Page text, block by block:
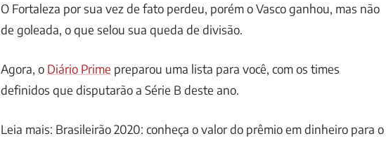
O Fortaleza por sua vez de fato perdeu, porém o Vasco ganhou, mas não
de goleada, o que selou sua queda de divisão.
Agora, o Diário Prime preparou uma lista para você, com os times
definidos que disputarão a Série B deste ano.
Leia mais: Brasileirão 2020: conheça o valor do prêmio em dinheiro para o